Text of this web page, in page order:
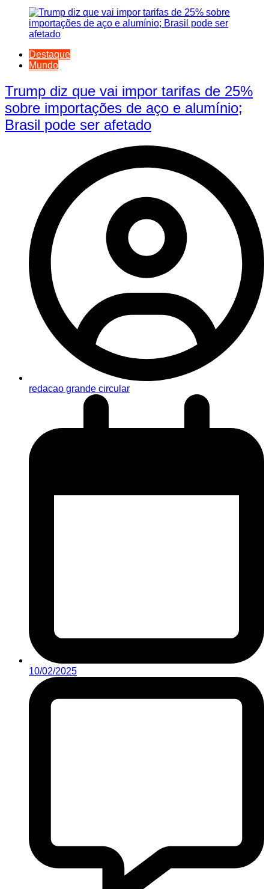
Destaque
Mundo
Trump diz que vai impor tarifas de 25%
sobre importações de aço e alumínio;
Brasil pode ser afetado
redacao grande circular
10/02/2025